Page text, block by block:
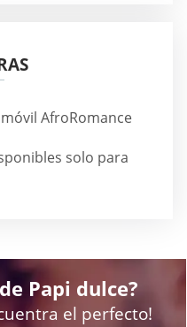
AfroRomance
solo para
Papi dulce?
el perfecto!